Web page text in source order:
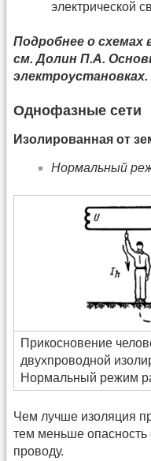
электрической
Подробнее о схемах
см. Долин П.А.
электроустановках.
Однофазные сети
Изолированная от
Нормальный
Прикосновение
двухпроводной
Нормальный режим
Чем лучше изоляция
тем меньше опасность
проводу.